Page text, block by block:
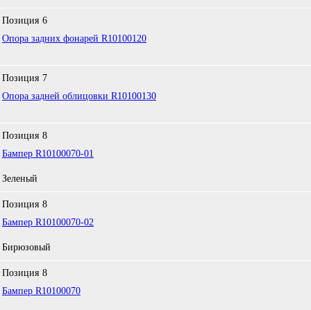
Позиция 6
Опора задних фонарей R10100120
Позиция 7
Опора задней облицовки R10100130
Позиция 8
Бампер R10100070-01
Зеленый
Позиция 8
Бампер R10100070-02
Бирюзовый
Позиция 8
Бампер R10100070